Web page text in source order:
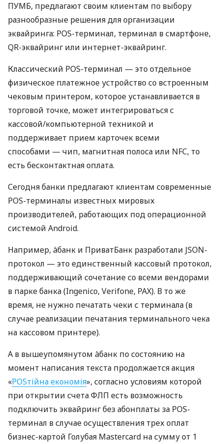
ПУМБ, предлагают своим клиентам по выбору
разнообразные решения для организации
эквайринга: POS-терминал, терминал в смартфоне,
QR-эквайринг или интернет-эквайринг.
Классический POS-терминал — это отдельное
физическое платежное устройство со встроенным
чековым принтером, которое устанавливается в
торговой точке, может интегрироваться с
кассовой/компьютерной техникой и
поддерживает прием карточек всеми
способами — чип, магнитная полоса или NFC, то
есть бесконтактная оплата.
Сегодня банки предлагают клиентам современные
POS-терминалы известных мировых
производителей, работающих под операционной
системой Android.
Например, àбанк и ПриватБанк разработали JSON-
протокол — это единственный кассовый протокол,
поддерживающий сочетание со всеми вендорами
в парке банка (Ingenico, Verifone, PAX). В то же
время, не нужно печатать чеки с терминала (в
случае реализации печатания терминального чека
на кассовом принтере).
А в вышеупомянутом àбанк по состоянию на
момент написания текста продолжается акция
«POSтійна економія», согласно условиям которой
при открытии счета ФЛП есть возможность
подключить эквайринг без абонплаты за POS-
терминал в случае осуществления трех оплат
бизнес-картой Голубая Mastercard на сумму от 1